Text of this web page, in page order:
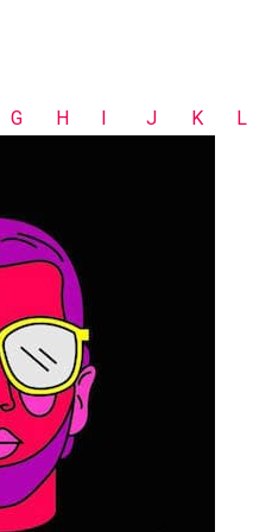
G H I J K L